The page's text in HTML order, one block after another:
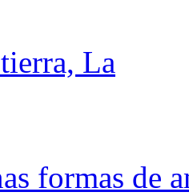
La
formas de